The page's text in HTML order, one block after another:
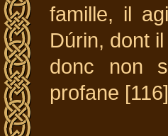
famille, il
Dúrin, dont
donc non
profane